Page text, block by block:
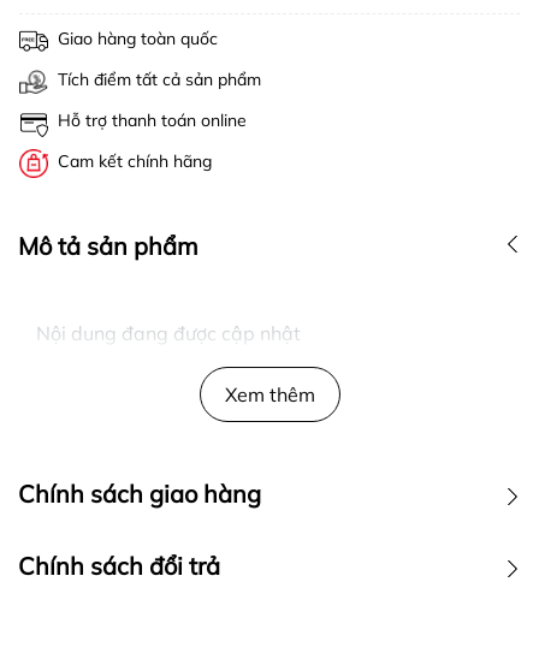
Giao hàng toàn quốc
Tích điểm tất cả sản phẩm
Hỗ trợ thanh toán online
Cam kết chính hãng
Mô tả sản phẩm
Nội dung đang được cập nhật
Xem thêm
Chính sách giao hàng
Chính sách đổi trả